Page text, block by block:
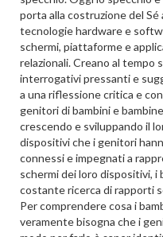
porta alla costruzione del
tecnologie hardware e
schermi, piattaforme e
relazionali. Creano al tempo
interrogativi pressanti e
a una riflessione critica e
genitori di bambini e
crescendo e sviluppando il
dispositivi che i genitori
connessi e impegnati a
schermi dei loro dispositivi, i
costante ricerca di rapporti
Per comprendere cosa i
veramente bisogna che i